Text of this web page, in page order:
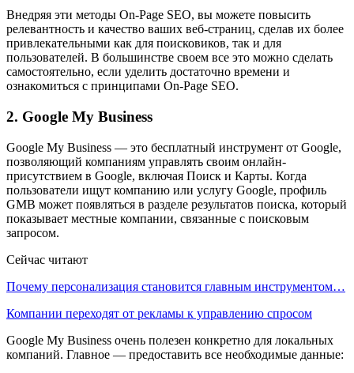
Внедряя эти методы On-Page SEO, вы можете повысить
релевантность и качество ваших веб-страниц, сделав их более
привлекательными как для поисковиков, так и для
пользователей. В большинстве своем все это можно сделать
самостоятельно, если уделить достаточно времени и
ознакомиться с принципами On-Page SEO.
2. Google My Business
Google My Business — это бесплатный инструмент от Google,
позволяющий компаниям управлять своим онлайн-
присутствием в Google, включая Поиск и Карты. Когда
пользователи ищут компанию или услугу Google, профиль
GMB может появляться в разделе результатов поиска, который
показывает местные компании, связанные с поисковым
запросом.
Сейчас читают
Почему персонализация становится главным инструментом…
Компании переходят от рекламы к управлению спросом
Google My Business очень полезен конкретно для локальных
компаний. Главное — предоставить все необходимые данные: